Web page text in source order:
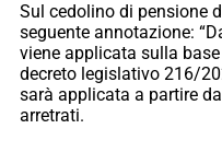
Sul cedolino di pensione
seguente annotazione:
viene applicata sulla
decreto legislativo 216/
sarà applicata a partire
arretrati.